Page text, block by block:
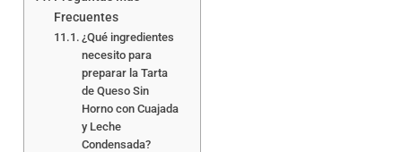
Frecuentes
¿Qué ingredientes
necesito para
preparar la Tarta
de Queso Sin
Horno con Cuajada
y Leche
Condensada?